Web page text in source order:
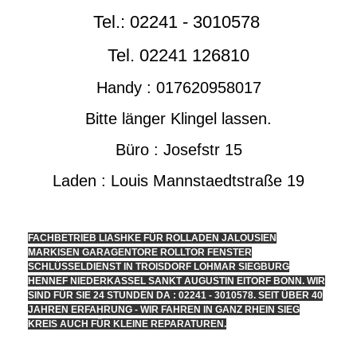
Tel.: 02241 - 3010578
Tel. 02241 126810
Handy : 017620958017
Bitte länger Klingel lassen.
Büro : Josefstr 15
Laden : Louis Mannstaedtstraße 19
FACHBETRIEB LIASHKE FÜR ROLLADEN JALOUSIEN
MARKISEN GARAGENTORE ROLLTOR FENSTER
SCHLÜSSELDIENST IN TROISDORF LOHMAR SIEGBURG
HENNEF NIEDERKASSEL SANKT AUGUSTIN EITORF BONN. WIR
SIND FÜR SIE 24 STUNDEN DA : 02241 - 3010578. SEIT ÜBER 40
JAHREN ERFAHRUNG - WIR FAHREN IN GANZ RHEIN SIEG
KREIS AUCH FÜR KLEINE REPARATUREN.